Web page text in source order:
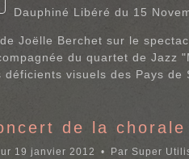
Dauphiné Libéré du 15
Joëlle Berchet sur le
du quartet de Jazz
déficients visuels des Pays de
de la
19 janvier 2012 Par Super